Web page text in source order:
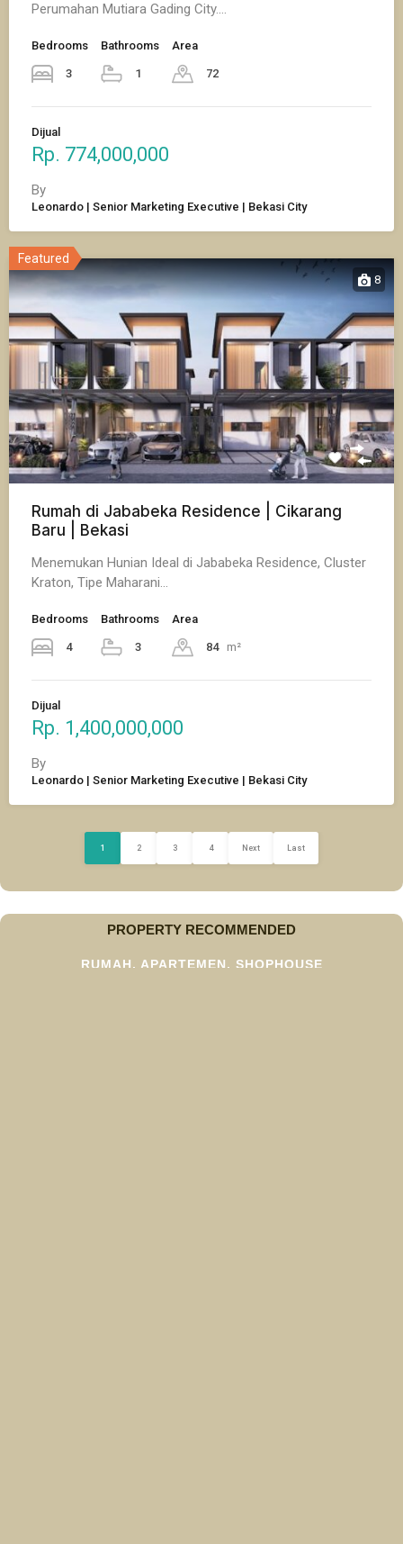
Perumahan Mutiara Gading City.…
Bedrooms
3
Bathrooms
1
Area
72
Dijual
Rp. 774,000,000
By
Leonardo | Senior Marketing Executive | Bekasi City
Featured
8
Rumah di Jababeka Residence | Cikarang
Baru | Bekasi
Menemukan Hunian Ideal di Jababeka Residence, Cluster
Kraton, Tipe Maharani…
Bedrooms
4
Bathrooms
3
Area
84 m²
Dijual
Rp. 1,400,000,000
By
Leonardo | Senior Marketing Executive | Bekasi City
1 2 3 4 Next Last
PROPERTY RECOMMENDED
RUMAH, APARTEMEN, SHOPHOUSE